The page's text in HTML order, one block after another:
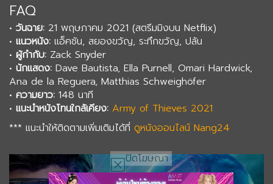
FAQ
• วันฉาย: 21 พฤษภาคม 2021 (สตรีมมิงบน Netflix)
• แนวหนัง: แอ็คชัน, สยองขวัญ, ระทึกขวัญ, ปล้น
• ผู้กำกับ: Zack Snyder
• นักแสดง: Dave Bautista, Ella Purnell, Omari Hardwick,
Ana de la Reguera, Matthias Schweighöfer
• ความยาว: 148 นาที
• แนะนำหนังโทนใกล้เคียง: Army of Thieves 2021
*** แนะนำให้ติดตามเพิ่มเติมได้ที่ ดูหนังออนไลน์ Nang24
ปิดโฆษณา